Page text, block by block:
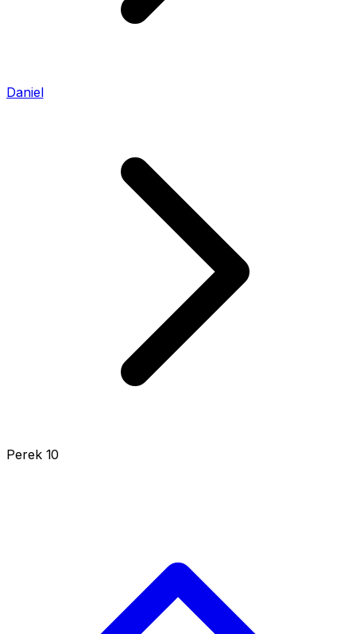
Daniel
Perek 10